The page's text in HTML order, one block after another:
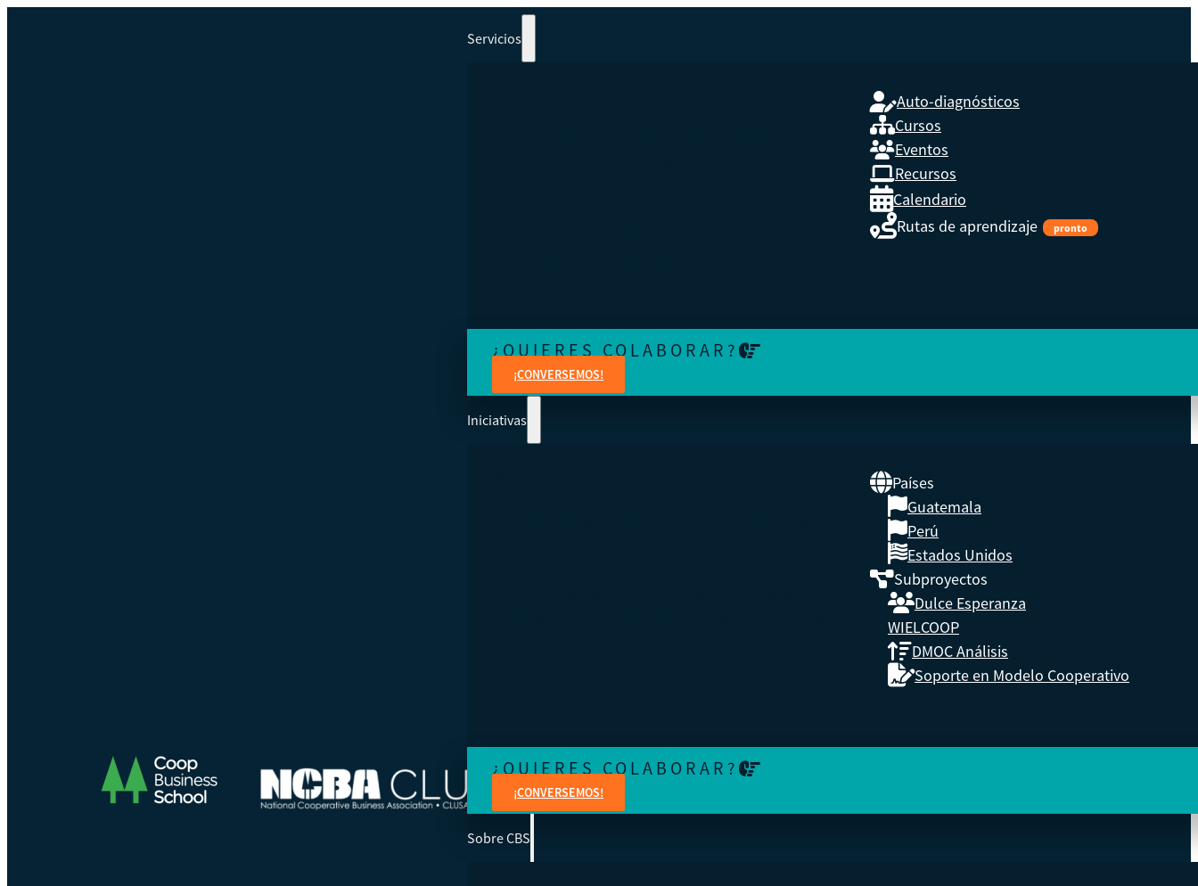
Servicios
Auto-diagnósticos
Cursos
Eventos
Recursos
Calendario
Rutas de aprendizaje
pronto
¿QUIERES COLABORAR?
¡CONVERSEMOS!
Iniciativas
Países
Guatemala
Perú
Estados Unidos
Subproyectos
Dulce Esperanza
WIELCOOP
DMOC Análisis
Soporte en Modelo Cooperativo
¿QUIERES COLABORAR?
¡CONVERSEMOS!
Sobre CBS